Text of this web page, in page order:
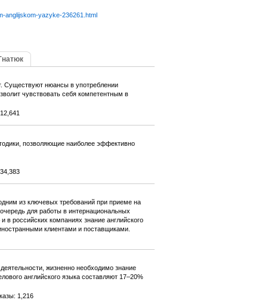
anglijskom-yazyke-236261.html
Существуют нюансы в употреблении
чувствовать себя компетентным в
позволяющие наиболее эффективно
из ключевых требований при приеме на
для работы в интернациональных
российских компаниях знание английского
клиентами и поставщиками.
жизненно необходимо знание
английского языка составляют 17–20%
1,216